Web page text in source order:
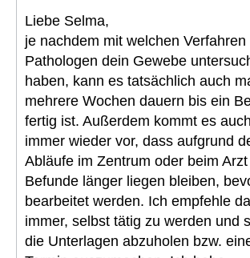
Liebe Selma,
je nachdem mit welchen Verfahren
Pathologen dein Gewebe
haben, kann es tatsächlich auch
mehrere Wochen dauern bis ein
fertig ist. Außerdem kommt es auch
immer wieder vor, dass aufgrund
Abläufe im Zentrum oder beim Arzt
Befunde länger liegen bleiben,
bearbeitet werden. Ich empfehle
immer, selbst tätig zu werden und
die Unterlagen abzuholen bzw.